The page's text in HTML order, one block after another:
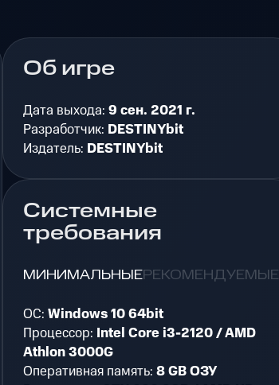
Об игре
Дата выхода:9 сен. 2021 г.
Разработчик: DESTINYbit
Издатель: DESTINYbit
Системные
требования
МИНИМАЛЬНЫЕРЕКОМЕНДУЕМЫЕ
ОС:Windows 10 64bit
Процессор: Intel Core i3-2120 / AMD
Athlon 3000G
Оперативная память:8 GB ОЗУ